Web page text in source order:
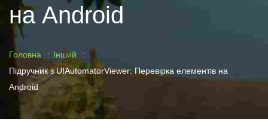
на Android
Головна
Інший
Підручник з UIAutomatorViewer: Перевірка елементів на
Android